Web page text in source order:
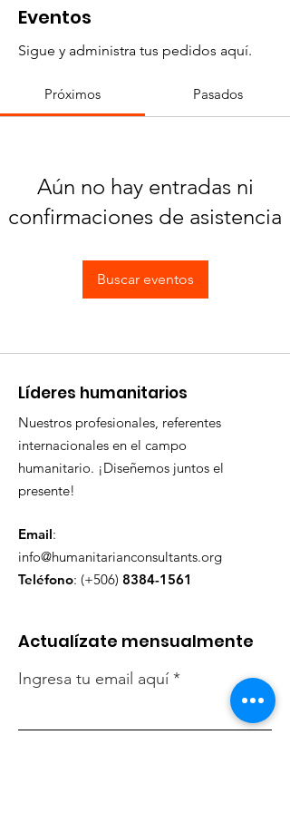
Eventos
Sigue y administra tus pedidos aquí.
Próximos Pasados
Aún no hay entradas ni
confirmaciones de asistencia
Buscar eventos
​Líderes humanitarios
Nuestros profesionales, referentes
internacionales en el campo
humanitario. ¡Diseñemos juntos el
presente!
Email:
info@humanitarianconsultants.org
Teléfono: (+506) 8384-1561
Actualízate mensualmente
Ingresa tu email aquí